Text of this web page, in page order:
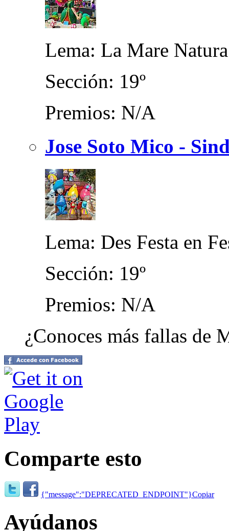
Lema: La Mare Natura
Sección: 19º
Premios: N/A
Jose Soto Mico -
Lema: Des Festa en
Sección: 19º
Premios: N/A
¿Conoces más fallas de
Comparte esto
{"message":"DEPRECATED_ENDPOINT"}Copiar
Ayúdanos